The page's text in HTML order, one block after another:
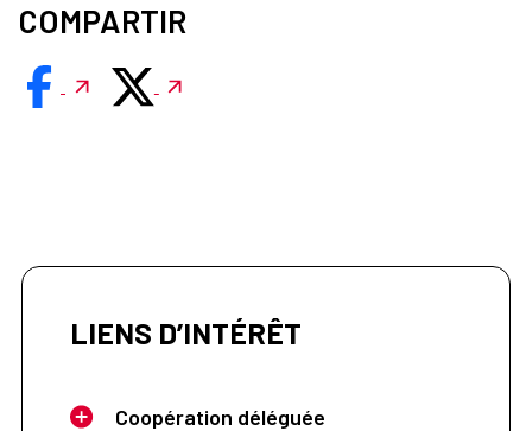
COMPARTIR
LIENS D’INTÉRÊT
Coopération déléguée